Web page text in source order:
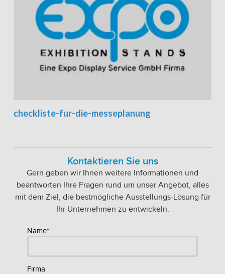
checkliste-fur-die-messeplanung
Kontaktieren Sie uns
Gern geben wir Ihnen weitere Informationen und
beantworten Ihre Fragen rund um unser Angebot, alles
mit dem Ziel, die bestmögliche Ausstellungs-Lösung für
Ihr Unternehmen zu entwickeln.
Name*
Firma